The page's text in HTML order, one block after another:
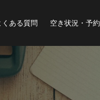
くある質問 空き状況・予約